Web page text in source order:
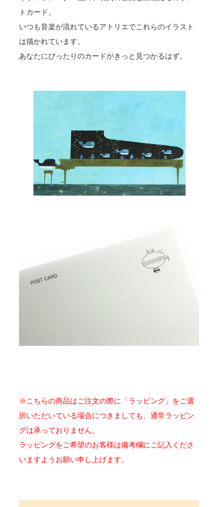
トカード。
いつも音楽が流れているアトリエでこれらのイラスト
は描かれています。
あなたにぴったりのカードがきっと見つかるはず。
※こちらの商品はご注文の際に「ラッピング」をご選
択いただいている場合につきましても、通常ラッピン
グは承っておりません。
ラッピングをご希望のお客様は備考欄にご記入くださ
いますようお願い申し上げます。